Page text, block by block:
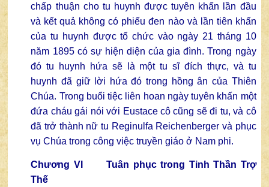
chấp thuận cho tu huynh được tuyên khấn lần đầu
và kết quả không có phiếu đen nào và lần tiên khấn
của tu huynh được tổ chức vào ngày 21 tháng 10
năm 1895 có sự hiện diện của gia đình. Trong ngày
đó tu huynh hứa sẽ là một tu sĩ đích thực, và tu
huynh đã giữ lời hứa đó trong hồng ân của Thiên
Chúa. Trong buổi tiệc liên hoan ngày tuyên khấn một
đứa cháu gái nói với Eustace cô cũng sẽ đi tu, và cô
đã trở thành nữ tu Reginulfa Reichenberger và phục
vụ Chúa trong công việc truyền giáo ở Nam phi.
Chương VI Tuân phục trong Tinh Thần Trợ
Thế